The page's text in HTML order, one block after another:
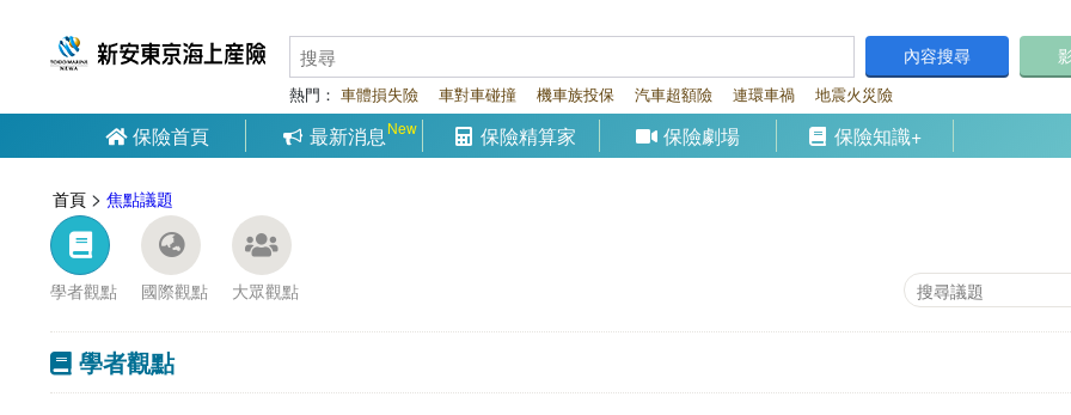
內容搜尋
熱門： 車體損失險 車對車碰撞 機車族投保 汽車超額險 連環車禍 地震火災險
保險首頁 最新消息 保險精算家 保險劇場 保險知識+
首頁 > 焦點議題
學者觀點 國際觀點 大眾觀點
學者觀點